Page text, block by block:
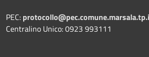
PEC:
Centralino Unico: 0923 993111